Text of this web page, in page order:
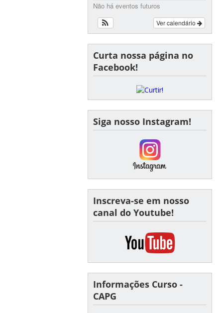
Não há eventos futuros
Ver calendário
Curta nossa página no
Facebook!
Siga nosso Instagram!
Inscreva-se em nosso
canal do Youtube!
Informações Curso -
CAPG